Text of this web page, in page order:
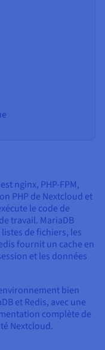
nginx, PHP-FPM,
PHP de Nextcloud et
le code de
travail. MariaDB
de fichiers, les
fournit un cache en
et les données
bien
et Redis, avec une
complète de
Nextcloud.